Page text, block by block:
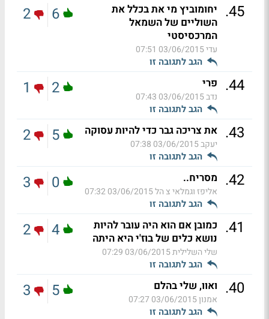
45
. יחומוביץ מי את בכלל את
השוליים של השמאל
המרכסיסטי
עדי03/06/2015 07:51
הגב לתגובה זו
6
2
44
. פרי
נדב03/06/2015 07:43
הגב לתגובה זו
2
1
43
. את צריכה גבר כדי להיות עסוקה
יעקב03/06/2015 07:38
הגב לתגובה זו
5
2
42
. מסריח..
אליפז וגמלאי צ הל03/06/2015 07:32
הגב לתגובה זו
0
3
41
. כמובן אם הוא היה עובר להיות
נושא כלים של בוז'י היא היתה
שלי השלילית03/06/2015 07:29
הגב לתגובה זו
4
2
40
. ואוו, שלי בהלם
אמנון03/06/2015 07:27
הגב לתגובה זו
5
3